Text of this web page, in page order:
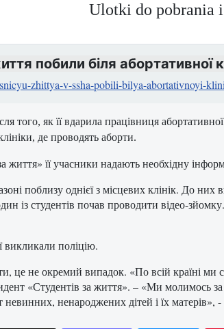
Ulotki do pobrania
побили біля абортативної
zhittya-v-ssha-pobili-bilya-abortativnoyi-
того, як її вдарила працівниця
де проводять аборти.
життя» її учасники надають необхідну
поблизу однієї з місцевих клінік. До
із студентів почав проводити відео-
викликали поліцію.
це не окремий випадок. «По всій країні ми
«Студентів за життя». – «Ми
ненароджених дітей і їх матерів»,